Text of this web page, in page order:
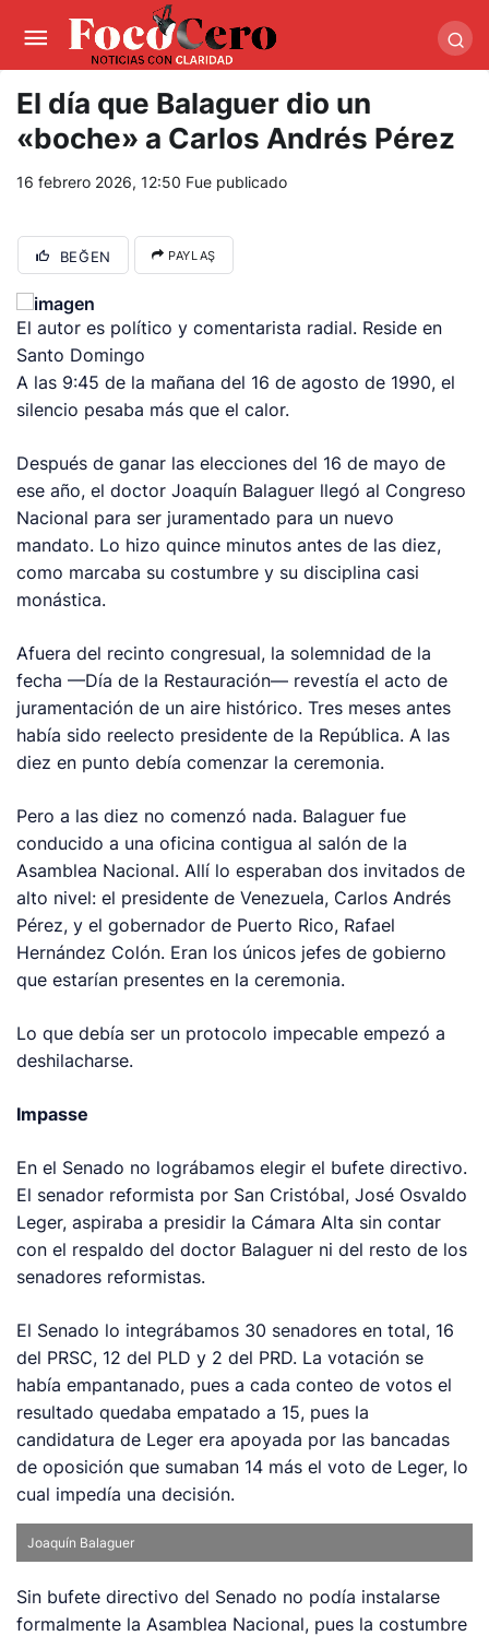
trwin giriş
masterbetting-palacebet1.com-
tlcasino giriş-betandyou-vbett34.com betovis34.net-
skyloftsbet
El día que Balaguer dio un
«boche» a Carlos Andrés Pérez
16 febrero 2026, 12:50 Fue publicado
BEĞEN PAYLAŞ
El autor es político y comentarista radial. Reside en
Santo Domingo
A las 9:45 de la mañana del 16 de agosto de 1990, el
silencio pesaba más que el calor.
Después de ganar las elecciones del 16 de mayo de
ese año, el doctor Joaquín Balaguer llegó al Congreso
Nacional para ser juramentado para un nuevo
mandato. Lo hizo quince minutos antes de las diez,
como marcaba su costumbre y su disciplina casi
monástica.
Afuera del recinto congresual, la solemnidad de la
fecha —Día de la Restauración— revestía el acto de
juramentación de un aire histórico. Tres meses antes
había sido reelecto presidente de la República. A las
diez en punto debía comenzar la ceremonia.
Pero a las diez no comenzó nada. Balaguer fue
conducido a una oficina contigua al salón de la
Asamblea Nacional. Allí lo esperaban dos invitados de
alto nivel: el presidente de Venezuela, Carlos Andrés
Pérez, y el gobernador de Puerto Rico, Rafael
Hernández Colón. Eran los únicos jefes de gobierno
que estarían presentes en la ceremonia.
Lo que debía ser un protocolo impecable empezó a
deshilacharse.
Impasse
En el Senado no lográbamos elegir el bufete directivo.
El senador reformista por San Cristóbal, José Osvaldo
Leger, aspiraba a presidir la Cámara Alta sin contar
con el respaldo del doctor Balaguer ni del resto de los
senadores reformistas.
El Senado lo integrábamos 30 senadores en total, 16
del PRSC, 12 del PLD y 2 del PRD. La votación se
había empantanado, pues a cada conteo de votos el
resultado quedaba empatado a 15, pues la
candidatura de Leger era apoyada por las bancadas
de oposición que sumaban 14 más el voto de Leger, lo
cual impedía una decisión.
Joaquín Balaguer
Sin bufete directivo del Senado no podía instalarse
formalmente la Asamblea Nacional, pues la costumbre